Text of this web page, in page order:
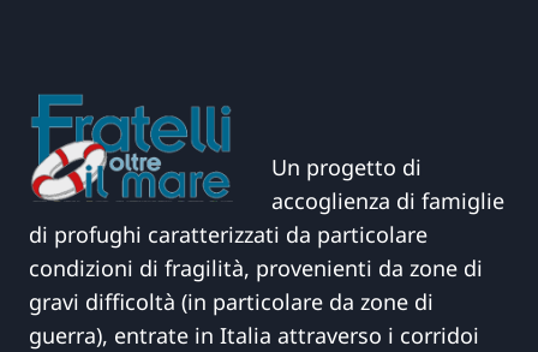
Un progetto di
accoglienza di famiglie
di profughi caratterizzati da particolare
condizioni di fragilità, provenienti da zone di
gravi difficoltà (in particolare da zone di
guerra), entrate in Italia attraverso i corridoi